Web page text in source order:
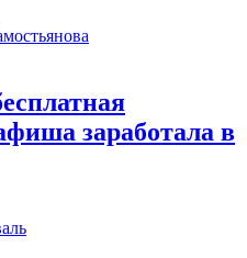
заработала в